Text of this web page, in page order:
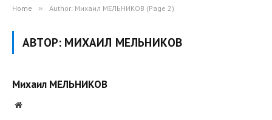
Home » Author: Михаил МЕЛЬНИКОВ (Page 2)
АВТОР: МИХАИЛ МЕЛЬНИКОВ
Михаил МЕЛЬНИКОВ
Website